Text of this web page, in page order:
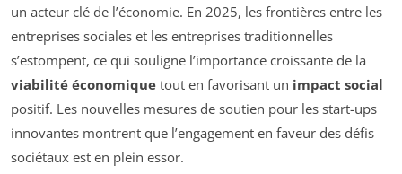
un acteur clé de l’économie. En 2025, les frontières entre les
entreprises sociales et les entreprises traditionnelles
s’estompent, ce qui souligne l’importance croissante de la
viabilité économique tout en favorisant un impact social
positif. Les nouvelles mesures de soutien pour les start-ups
innovantes montrent que l’engagement en faveur des défis
sociétaux est en plein essor.